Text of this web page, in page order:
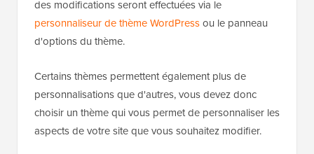
des modifications seront effectuées via le
personnaliseur de thème WordPressou le panneau
d'options du thème.
Certains thèmes permettent également plus de
personnalisations que d'autres, vous devez donc
choisir un thème qui vous permet de personnaliser les
aspects de votre site que vous souhaitez modifier.